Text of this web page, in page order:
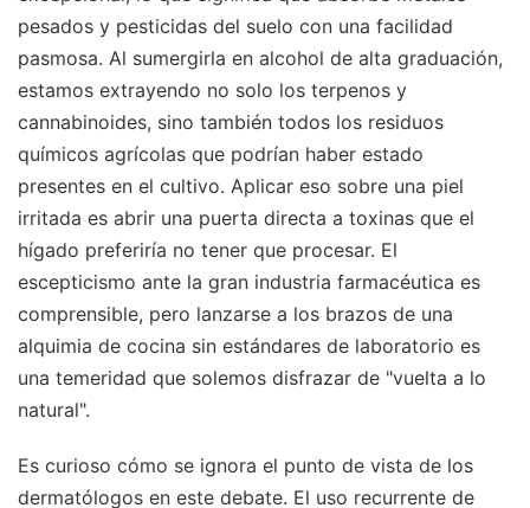
pesados y pesticidas del suelo con una facilidad
pasmosa. Al sumergirla en alcohol de alta graduación,
estamos extrayendo no solo los terpenos y
cannabinoides, sino también todos los residuos
químicos agrícolas que podrían haber estado
presentes en el cultivo. Aplicar eso sobre una piel
irritada es abrir una puerta directa a toxinas que el
hígado preferiría no tener que procesar. El
escepticismo ante la gran industria farmacéutica es
comprensible, pero lanzarse a los brazos de una
alquimia de cocina sin estándares de laboratorio es
una temeridad que solemos disfrazar de "vuelta a lo
natural".
Es curioso cómo se ignora el punto de vista de los
dermatólogos en este debate. El uso recurrente de